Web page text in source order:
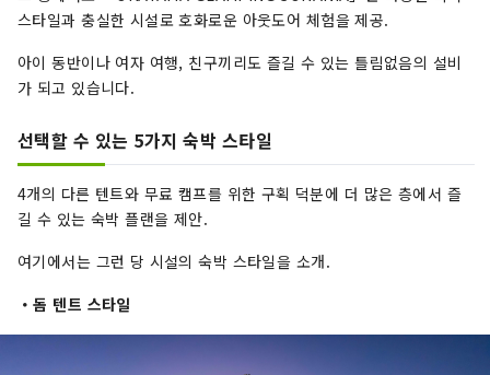
스타일과 충실한 시설로 호화로운 아웃도어 체험을 제공.
아이 동반이나 여자 여행, ​​친구끼리도 즐길 수 있는 틀림없음의 설비
가 되고 있습니다.
선택할 수 있는 5가지 숙박 스타일
4개의 다른 텐트와 무료 캠프를 위한 구획 덕분에 더 많은 층에서 즐
길 수 있는 숙박 플랜을 제안.
여기에서는 그런 당 시설의 숙박 스타일을 소개.
・돔 텐트 스타일